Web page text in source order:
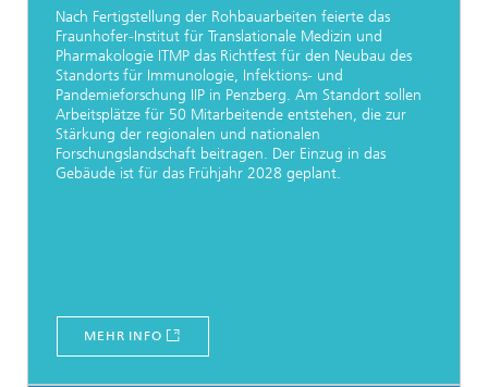
Nach Fertigstellung der Rohbauarbeiten feierte das
Fraunhofer-Institut für Translationale Medizin und
Pharmakologie ITMP das Richtfest für den Neubau des
Standorts für Immunologie, Infektions- und
Pandemieforschung IIP in Penzberg. Am Standort sollen
Arbeitsplätze für 50 Mitarbeitende entstehen, die zur
Stärkung der regionalen und nationalen
Forschungslandschaft beitragen. Der Einzug in das
Gebäude ist für das Frühjahr 2028 geplant.
MEHR INFO